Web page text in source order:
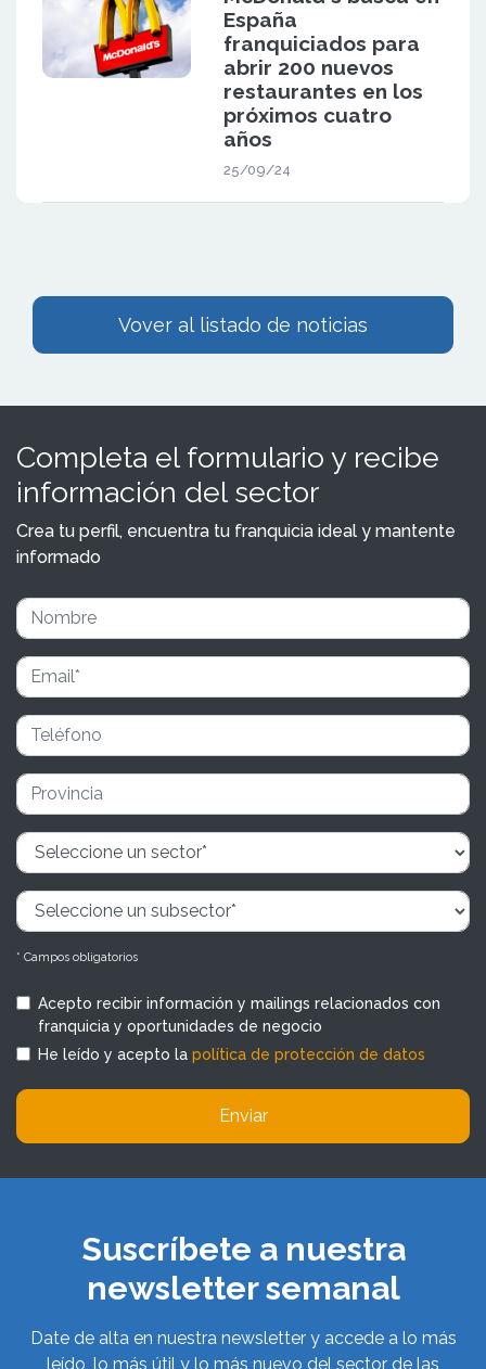
España
franquiciados para
abrir 200 nuevos
restaurantes en los
próximos cuatro
años
25/09/24
Vover al listado de noticias
Completa el formulario y recibe
información del sector
Crea tu perfil, encuentra tu franquicia ideal y mantente
informado
* Campos obligatorios
Acepto recibir información y mailings relacionados con
franquicia y oportunidades de negocio
He leído y acepto la política de protección de datos
Enviar
Suscríbete a nuestra
newsletter semanal
Date de alta en nuestra newsletter y accede a lo más
leído, lo más útil y lo más nuevo del sector de las